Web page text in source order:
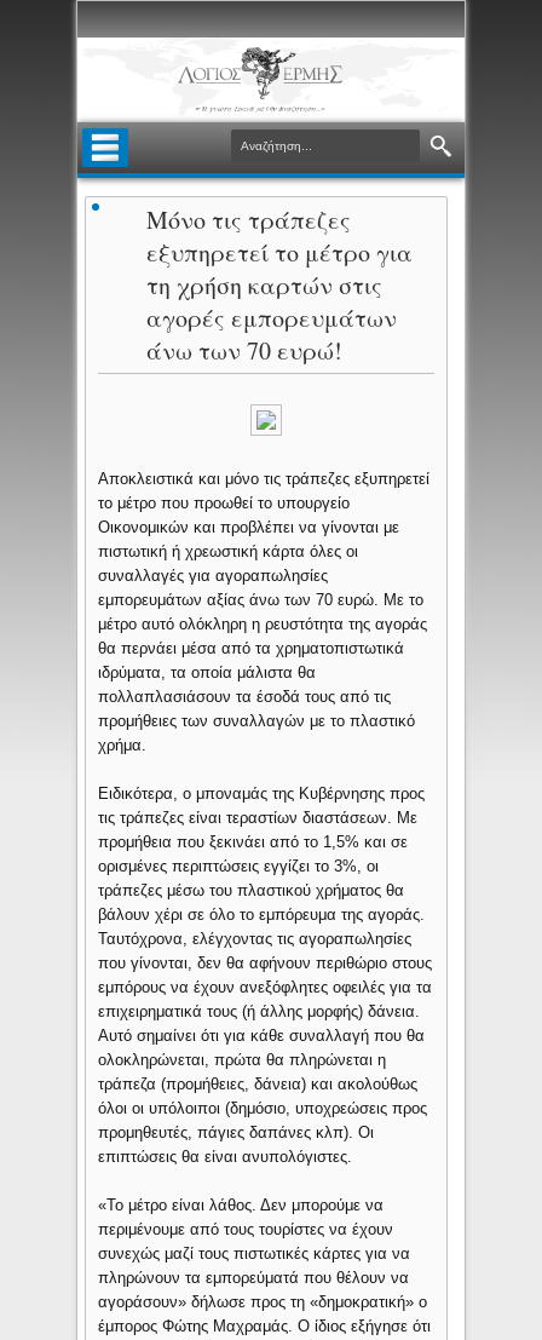
Μόνο τις τράπεζες
εξυπηρετεί το μέτρο για
τη χρήση καρτών στις
αγορές εμπορευμάτων
άνω των 70 ευρώ!
Αποκλειστικά και μόνο τις τράπεζες εξυπηρετεί
το μέτρο που προωθεί το υπουργείο
Οικονομικών και προβλέπει να γίνονται με
πιστωτική ή χρεωστική κάρτα όλες οι
συναλλαγές για αγοραπωλησίες
εμπορευμάτων αξίας άνω των 70 ευρώ. Με το
μέτρο αυτό ολόκληρη η ρευστότητα της αγοράς
θα περνάει μέσα από τα χρηματοπιστωτικά
ιδρύματα, τα οποία μάλιστα θα
πολλαπλασιάσουν τα έσοδά τους από τις
προμήθειες των συναλλαγών με το πλαστικό
χρήμα.
Ειδικότερα, ο μποναμάς της Κυβέρνησης προς
τις τράπεζες είναι τεραστίων διαστάσεων. Με
προμήθεια που ξεκινάει από το 1,5% και σε
ορισμένες περιπτώσεις εγγίζει το 3%, οι
τράπεζες μέσω του πλαστικού χρήματος θα
βάλουν χέρι σε όλο το εμπόρευμα της αγοράς.
Ταυτόχρονα, ελέγχοντας τις αγοραπωλησίες
που γίνονται, δεν θα αφήνουν περιθώριο στους
εμπόρους να έχουν ανεξόφλητες οφειλές για τα
επιχειρηματικά τους (ή άλλης μορφής) δάνεια.
Αυτό σημαίνει ότι για κάθε συναλλαγή που θα
ολοκληρώνεται, πρώτα θα πληρώνεται η
τράπεζα (προμήθειες, δάνεια) και ακολούθως
όλοι οι υπόλοιποι (δημόσιο, υποχρεώσεις προς
προμηθευτές, πάγιες δαπάνες κλπ). Οι
επιπτώσεις θα είναι ανυπολόγιστες.
«Το μέτρο είναι λάθος. Δεν μπορούμε να
περιμένουμε από τους τουρίστες να έχουν
συνεχώς μαζί τους πιστωτικές κάρτες για να
πληρώνουν τα εμπορεύματά που θέλουν να
αγοράσουν» δήλωσε προς τη «δημοκρατική» ο
έμπορος Φώτης Μαχραμάς. Ο ίδιος εξήγησε ότι